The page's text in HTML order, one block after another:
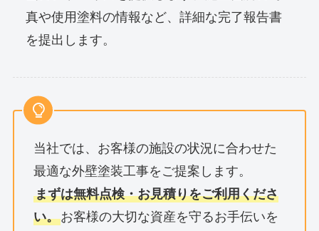
真や使用塗料の情報など、詳細な完了報告書
を提出します。
当社では、お客様の施設の状況に合わせた
最適な外壁塗装工事をご提案します。
まずは無料点検・お見積りをご利用くださ
い。お客様の大切な資産を守るお手伝いを